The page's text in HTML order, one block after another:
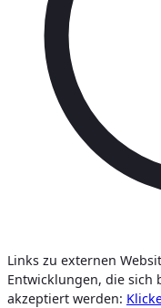
Links zu externen
Entwicklungen, die sich
akzeptiert werden: